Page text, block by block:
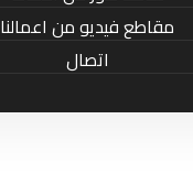
مقاطع فيديو من اعمالنا
اتصال